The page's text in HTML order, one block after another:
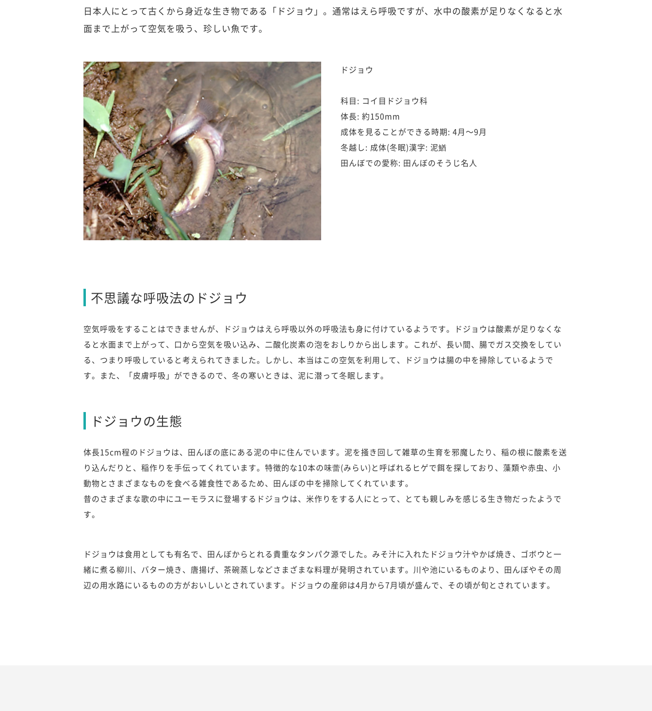
日本人にとって古くから身近な生き物である「ドジョウ」。通常はえら呼吸ですが、水中の酸素が足りなくなると水
面まで上がって空気を吸う、珍しい魚です。
ドジョウ
科目: コイ目ドジョウ科
体長: 約150mm
成体を見ることができる時期: 4月～9月
冬越し: 成体(冬眠)漢字: 泥鰌
田んぼでの愛称: 田んぼのそうじ名人
不思議な呼吸法のドジョウ
空気呼吸をすることはできませんが、ドジョウはえら呼吸以外の呼吸法も身に付けているようです。ドジョウは酸素が足りなくな
ると水面まで上がって、口から空気を吸い込み、二酸化炭素の泡をおしりから出します。これが、長い間、腸でガス交換をしてい
る、つまり呼吸していると考えられてきました。しかし、本当はこの空気を利用して、ドジョウは腸の中を掃除しているようで
す。また、「皮膚呼吸」ができるので、冬の寒いときは、泥に潜って冬眠します。
ドジョウの生態
体長15cm程のドジョウは、田んぼの底にある泥の中に住んでいます。泥を掻き回して雑草の生育を邪魔したり、稲の根に酸素を送
り込んだりと、稲作りを手伝ってくれています。特徴的な10本の味蕾(みらい)と呼ばれるヒゲで餌を探しており、藻類や赤虫、小
動物とさまざまなものを食べる雑食性であるため、田んぼの中を掃除してくれています。
昔のさまざまな歌の中にユーモラスに登場するドジョウは、米作りをする人にとって、とても親しみを感じる生き物だったようで
す。
ドジョウは食用としても有名で、田んぼからとれる貴重なタンパク源でした。みそ汁に入れたドジョウ汁やかば焼き、ゴボウと一
緒に煮る柳川、バター焼き、唐揚げ、茶碗蒸しなどさまざまな料理が発明されています。川や池にいるものより、田んぼやその周
辺の用水路にいるものの方がおいしいとされています。ドジョウの産卵は4月から7月頃が盛んで、その頃が旬とされています。